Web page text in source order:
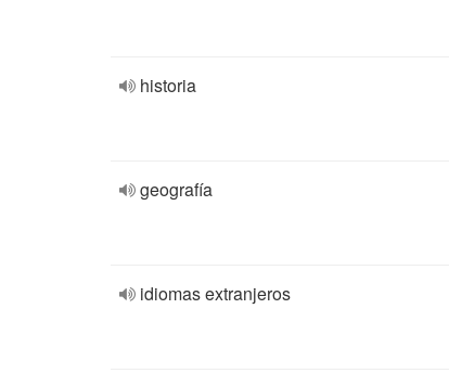
historia
geografía
idiomas extranjeros